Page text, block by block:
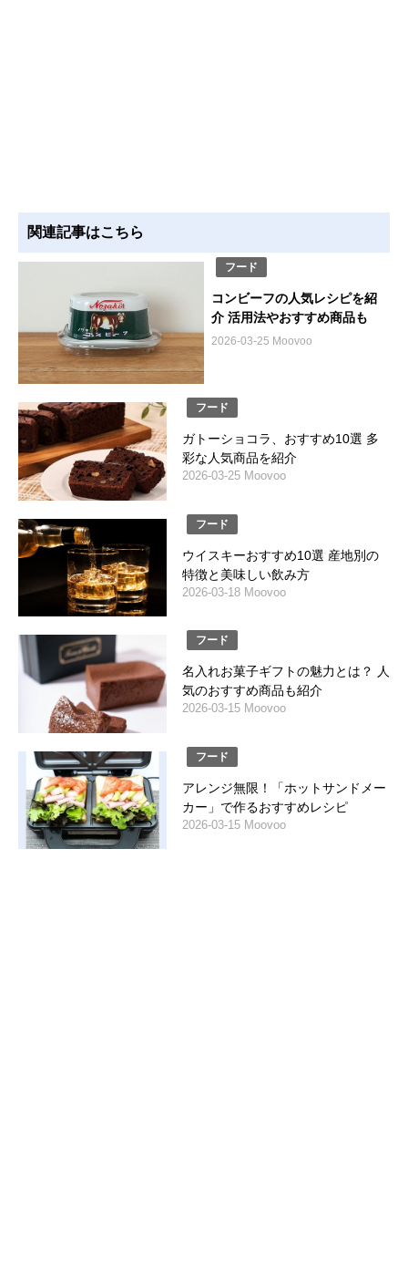
関連記事はこちら
フード
コンビーフの人気レシピを紹
介 活用法やおすすめ商品も
2026-03-25 Moovoo
フード
ガトーショコラ、おすすめ10選 多
彩な人気商品を紹介
2026-03-25 Moovoo
フード
ウイスキーおすすめ10選 産地別の
特徴と美味しい飲み方
2026-03-18 Moovoo
フード
名入れお菓子ギフトの魅力とは？ 人
気のおすすめ商品も紹介
2026-03-15 Moovoo
フード
アレンジ無限！「ホットサンドメー
カー」で作るおすすめレシピ
2026-03-15 Moovoo